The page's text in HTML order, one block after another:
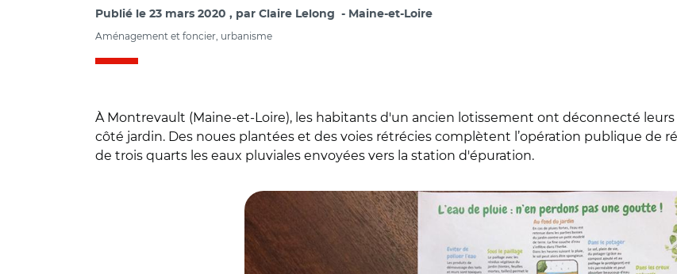
Publié le 23 mars 2020 par Claire Lelong Maine-et-Loire
Aménagement et foncier, urbanisme
À Montrevault (Maine-et-Loire), les habitants d'un ancien lotissement ont déconnecté
côté jardin. Des noues plantées et des voies rétrécies complètent l’opération publique de
de trois quarts les eaux pluviales envoyées vers la station d'épuration.